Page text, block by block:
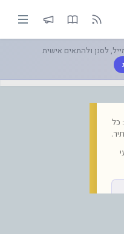
לסנן ולהתאים אישית